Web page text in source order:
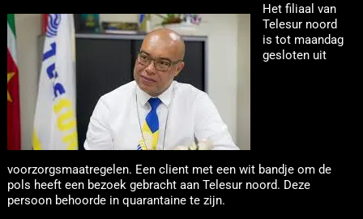
Het filiaal van
Telesur noord
is tot maandag
gesloten uit
voorzorgsmaatregelen. Een client met een wit bandje om de
pols heeft een bezoek gebracht aan Telesur noord. Deze
persoon behoorde in quarantaine te zijn.